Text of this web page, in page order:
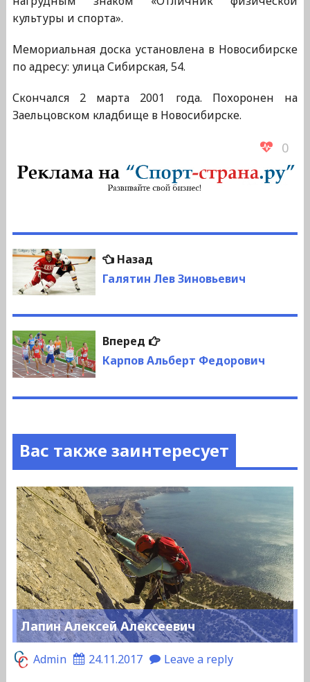
культуры и спорта».
Мемориальная доска установлена в Новосибирске
по адресу: улица Сибирская, 54.
Скончался 2 марта 2001 года. Похоронен на
Заельцовском кладбище в Новосибирске.
0
Навигация
по
записям
НазадПредыдущая
запись:
Галятин Лев Зиновьевич
Вперед
Следующая
запись:
Карпов Альберт Федорович
Вас также заинтересует
Лапин Алексей Алексеевич
Admin 24.11.2017 Leave a reply